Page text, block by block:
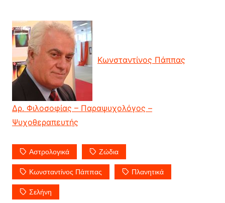
Κωνσταντίνος Πάππας
Δρ. Φιλοσοφίας – Παραψυχολόγος –
Ψυχοθεραπευτής
Αστρολογικά Ζώδια
Κωνσταντίνος Πάππας Πλανητικά
Σελήνη